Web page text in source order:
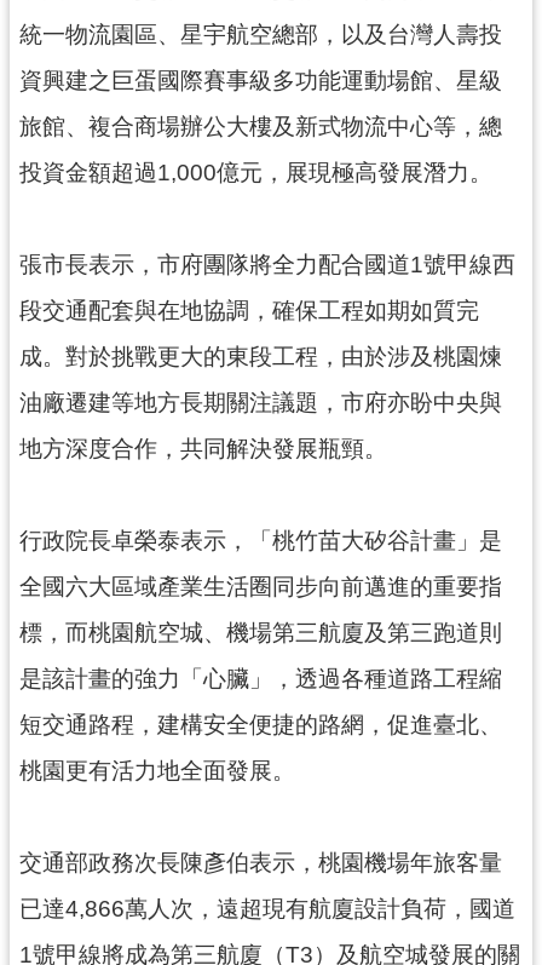
見
問
答
園
府
入
口
網
隱
私
策
網
站
安
全
政
策
政
站
料
開
統一物流園區、星宇航空總部，以及台灣人壽投
資興建之巨蛋國際賽事級多功能運動場館、星級
旅館、複合商場辦公大樓及新式物流中心等，總
投資金額超過1,000億元，展現極高發展潛力。
張市長表示，市府團隊將全力配合國道1號甲線西
段交通配套與在地協調，確保工程如期如質完
成。對於挑戰更大的東段工程，由於涉及桃園煉
油廠遷建等地方長期關注議題，市府亦盼中央與
地方深度合作，共同解決發展瓶頸。
行政院長卓榮泰表示，「桃竹苗大矽谷計畫」是
全國六大區域產業生活圈同步向前邁進的重要指
標，而桃園航空城、機場第三航廈及第三跑道則
是該計畫的強力「心臟」，透過各種道路工程縮
短交通路程，建構安全便捷的路網，促進臺北、
桃園更有活力地全面發展。
交通部政務次長陳彥伯表示，桃園機場年旅客量
已達4,866萬人次，遠超現有航廈設計負荷，國道
1號甲線將成為第三航廈（T3）及航空城發展的關